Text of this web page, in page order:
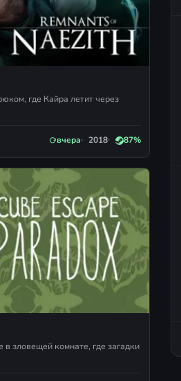
где Кайра летит через
вчера 2018 87%
зловещей комнате, где загадки